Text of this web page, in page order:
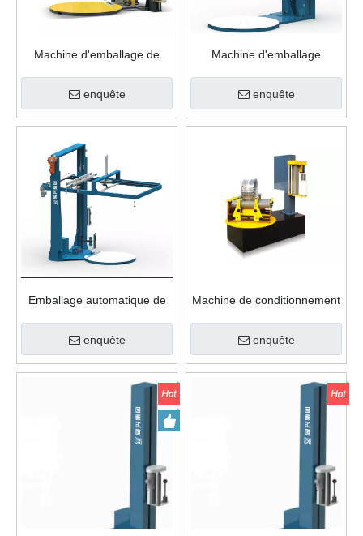
Machine d'emballage de
enquête
Machine d'emballage
extensibles avec plateau
supérieur
enquête
Emballage automatique de
supérieure
enquête
Machine de conditionnement
petit cylindre
enquête